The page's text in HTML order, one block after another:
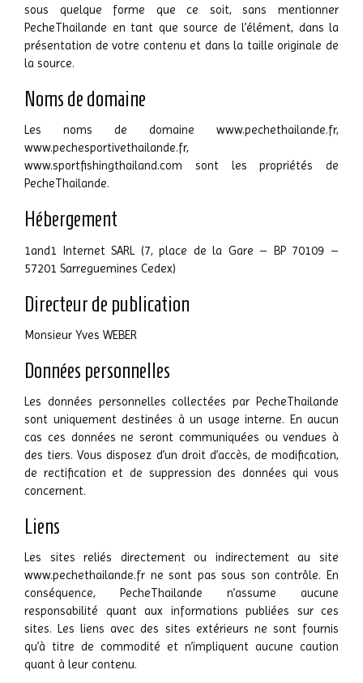
sous quelque forme que ce soit, sans mentionner
PecheThailande en tant que source de l’élément, dans la
présentation de votre contenu et dans la taille originale de
la source.
Noms de domaine
Les noms de domaine www.pechethailande.fr,
www.pechesportivethailande.fr,
www.sportfishingthailand.com sont les propriétés de
PecheThailande.
Hébergement
1and1 Internet SARL (7, place de la Gare – BP 70109 –
57201 Sarreguemines Cedex)
Directeur de publication
Monsieur Yves WEBER
Données personnelles
Les données personnelles collectées par PecheThailande
sont uniquement destinées à un usage interne. En aucun
cas ces données ne seront communiquées ou vendues à
des tiers. Vous disposez d’un droit d’accès, de modification,
de rectification et de suppression des données qui vous
concernent.
Liens
Les sites reliés directement ou indirectement au site
www.pechethailande.fr ne sont pas sous son contrôle. En
conséquence, PecheThailande n’assume aucune
responsabilité quant aux informations publiées sur ces
sites. Les liens avec des sites extérieurs ne sont fournis
qu’à titre de commodité et n’impliquent aucune caution
quant à leur contenu.